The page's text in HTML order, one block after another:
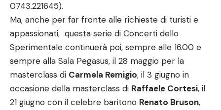
0743.221645).
Ma, anche per far fronte alle richieste di turisti e
appassionati, questa serie di Concerti dello
Sperimentale continuerà poi, sempre alle 16.00 e
sempre alla Sala Pegasus, il 28 maggio per la
masterclass di Carmela Remigio, il 3 giugno in
occasione della masterclass di Raffaele Cortesi, il
21 giugno con il celebre baritono Renato Bruson,